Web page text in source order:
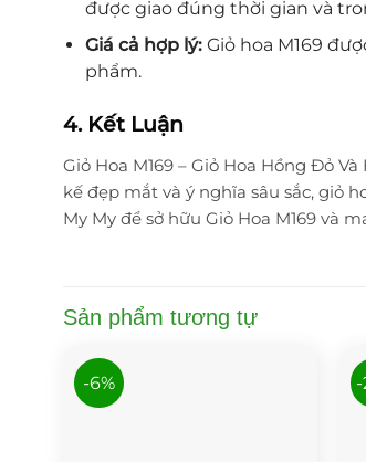
được giao đúng thời gian và
Giá cả hợp lý: Giỏ hoa M169
phẩm.
4. Kết Luận
Giỏ Hoa M169 – Giỏ Hoa Hồng Đỏ
kế đẹp mắt và ý nghĩa sâu sắc, giỏ
My My để sở hữu Giỏ Hoa M169 và
Sản phẩm tương tự
-6% -